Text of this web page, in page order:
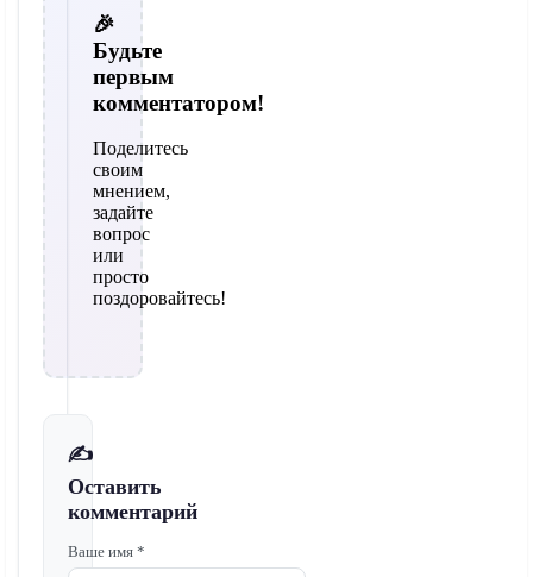
🎉
Будьте
первым
комментатором!
Поделитесь
своим
мнением,
задайте
вопрос
или
просто
поздоровайтесь!
✍️
Оставить
комментарий
Ваше имя *